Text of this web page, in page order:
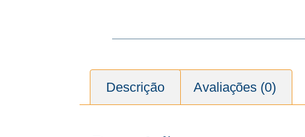
Descrição Avaliações (0)